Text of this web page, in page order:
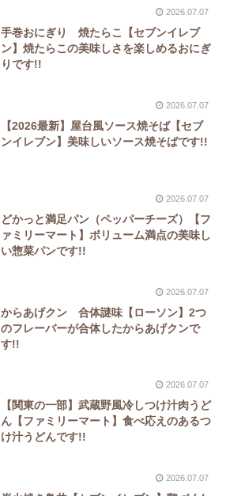
2026.07.07
手巻おにぎり 焼たらこ【セブンイレブ
ン】焼たらこの美味しさを楽しめるおにぎ
りです!!
2026.07.07
【2026最新】屋台風ソース焼そば【セブ
ンイレブン】美味しいソース焼そばです!!
2026.07.07
どかっと満足パン（ペッパーチーズ）【フ
ァミリーマート】ボリューム満点の美味し
い惣菜パンです!!
2026.07.07
からあげクン 合体謎味【ローソン】2つ
のフレーバーが合体したからあげクンで
す!!
2026.07.07
【関東の一部】武蔵野風冷しつけ汁肉うど
ん【ファミリーマート】食べ応えのあるつ
け汁うどんです!!
2026.07.07